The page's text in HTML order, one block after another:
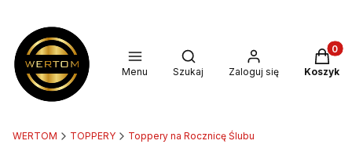
Menu
Otwórz wyszukiwarkę
Szukaj Zaloguj się Koszyk
WERTOM TOPPERY Toppery na Rocznicę Ślubu